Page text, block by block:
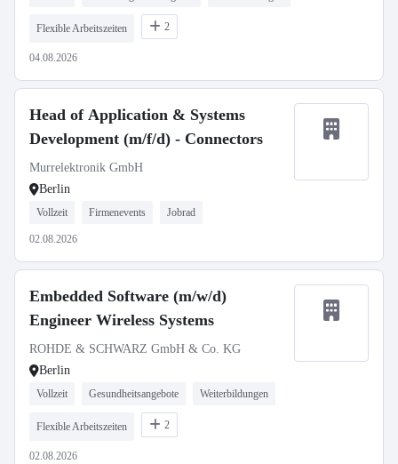
Flexible Arbeitszeiten 2
04.08.2026
Head of Application & Systems
Development (m/f/d) - Connectors
Murrelektronik GmbH
Berlin
Vollzeit Firmenevents Jobrad
02.08.2026
Embedded Software (m/w/d)
Engineer Wireless Systems
ROHDE & SCHWARZ GmbH & Co. KG
Berlin
Vollzeit Gesundheitsangebote Weiterbildungen
Flexible Arbeitszeiten 2
02.08.2026